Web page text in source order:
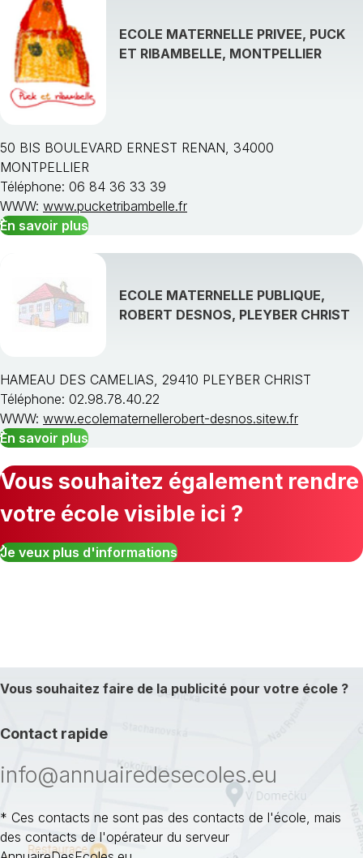
ECOLE MATERNELLE PRIVEE, PUCK
ET RIBAMBELLE, MONTPELLIER
50 BIS BOULEVARD ERNEST RENAN, 34000
MONTPELLIER
Téléphone: 06 84 36 33 39
WWW: www.pucketribambelle.fr
En savoir plus
ECOLE MATERNELLE PUBLIQUE,
ROBERT DESNOS, PLEYBER CHRIST
HAMEAU DES CAMELIAS, 29410 PLEYBER CHRIST
Téléphone: 02.98.78.40.22
WWW: www.ecolematernellerobert-desnos.sitew.fr
En savoir plus
Vous souhaitez également rendre
votre école visible ici ?
Je veux plus d'informations
Vous souhaitez faire de la publicité pour votre école ?
Contact rapide
info@annuairedesecoles.eu
* Ces contacts ne sont pas des contacts de l'école, mais
des contacts de l'opérateur du serveur